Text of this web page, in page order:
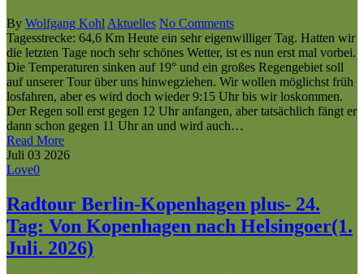
By Wolfgang Kohl Aktuelles No Comments
Tagesstrecke: 64,6 Km Heute ein sehr eigenwilliger Tag. Hatten wir
die letzten Tage noch sehr schönes Wetter, ist es nun erst mal vorbei.
Die Temperaturen sinken auf 19° und ein großes Regengebiet soll
auf unserer Tour über uns hinwegziehen. Wir wollen möglichst früh
losfahren, aber es wird doch wieder 9:15 Uhr bis wir loskommen.
Der Regen soll erst gegen 12 Uhr anfangen, aber tatsächlich fängt er
dann schon gegen 11 Uhr an und wird auch…
Read More
Juli 03 2026
Love0
Radtour Berlin-Kopenhagen plus- 24.
Tag: Von Kopenhagen nach Helsingoer(1.
Juli. 2026)